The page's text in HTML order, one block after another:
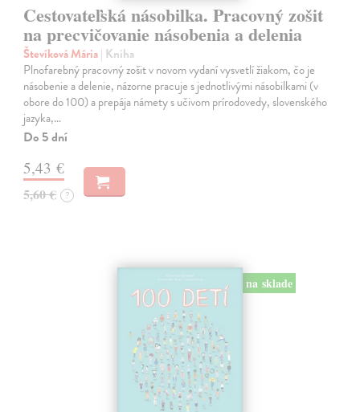
Cestovateľská násobilka. Pracovný zošit
na precvičovanie násobenia a delenia
Števíková Mária| Kniha
Plnofarebný pracovný zošit v novom vydaní vysvetlí žiakom, čo je
násobenie a delenie, názorne pracuje s jednotlivými násobilkami (v
obore do 100) a prepája námety s učivom prírodovedy, slovenského
jazyka,…
Do 5 dní
5,43 €
5,60 € ?
na sklade